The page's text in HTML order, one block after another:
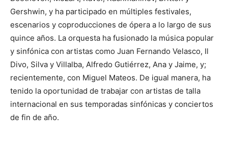
Gershwin, y ha participado en múltiples festivales,
escenarios y coproducciones de ópera a lo largo de sus
quince años. La orquesta ha fusionado la música popular
y sinfónica con artistas como Juan Fernando Velasco, Il
Divo, Silva y Villalba, Alfredo Gutiérrez, Ana y Jaime, y;
recientemente, con Miguel Mateos. De igual manera, ha
tenido la oportunidad de trabajar con artistas de talla
internacional en sus temporadas sinfónicas y conciertos
de fin de año.